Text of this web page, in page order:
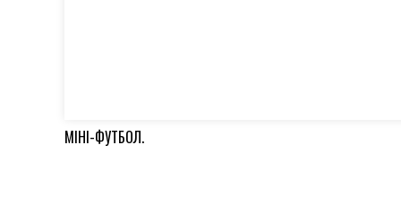
МІНІ-ФУТБОЛ.